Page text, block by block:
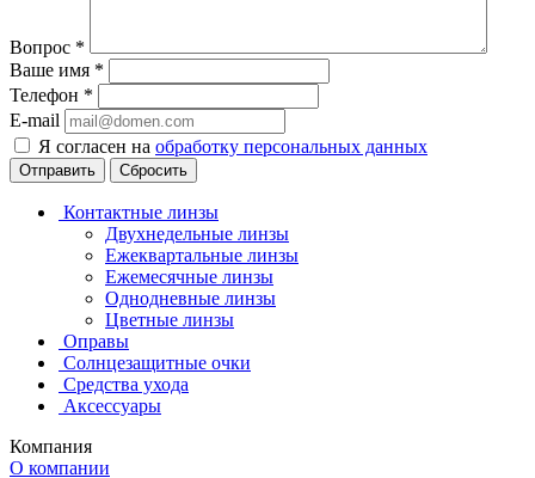
Вопрос *
Ваше имя *
Телефон *
E-mail
Я согласен на обработку персональных данных
Сбросить
Контактные линзы
Двухнедельные линзы
Ежеквартальные линзы
Ежемесячные линзы
Однодневные линзы
Цветные линзы
Оправы
Солнцезащитные очки
Средства ухода
Аксессуары
Компания
О компании